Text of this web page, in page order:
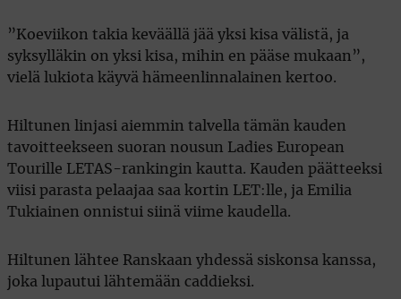
”Koeviikon takia keväällä jää yksi kisa välistä, ja
syksylläkin on yksi kisa, mihin en pääse mukaan”,
vielä lukiota käyvä hämeenlinnalainen kertoo.
Hiltunen linjasi aiemmin talvella tämän kauden
tavoitteekseen suoran nousun Ladies European
Tourille LETAS-rankingin kautta. Kauden päätteeksi
viisi parasta pelaajaa saa kortin LET:lle, ja Emilia
Tukiainen onnistui siinä viime kaudella.
Hiltunen lähtee Ranskaan yhdessä siskonsa kanssa,
joka lupautui lähtemään caddieksi.